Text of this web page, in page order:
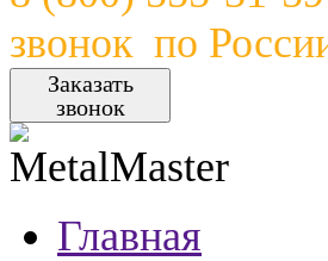
звонок по
Заказать
звонок
Главная